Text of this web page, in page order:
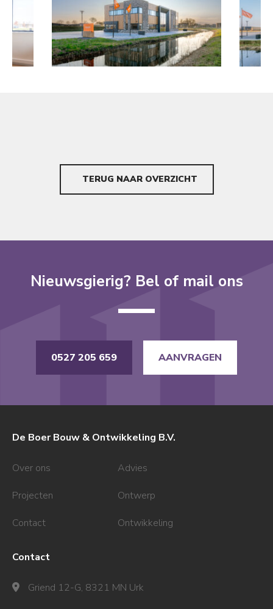
TERUG NAAR OVERZICHT
Nieuwsgierig? Bel of mail ons
0527 205 659 AANVRAGEN
De Boer Bouw & Ontwikkeling B.V.
Over ons Advies
Projecten Ontwerp
Contact Ontwikkeling
Contact
Griend 12-G, 8321 MN Urk